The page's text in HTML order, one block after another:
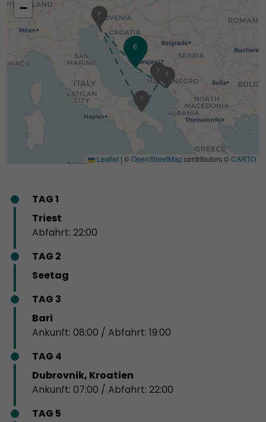
1
3
4
5
6
8
−
Leaflet | ©OpenStreetMap contributors ©CARTO
TAG 1
Triest
Abfahrt: 22:00
TAG 2
Seetag
TAG 3
Bari
Ankunft: 08:00 / Abfahrt: 19:00
TAG 4
Dubrovnik, Kroatien
Ankunft: 07:00 / Abfahrt: 22:00
TAG 5